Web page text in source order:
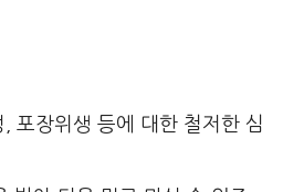
포장위생 등에 대한 철저한 심